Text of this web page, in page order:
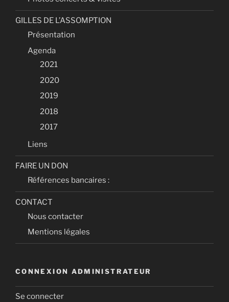
GILLES DE L’ASSOMPTION
Présentation
Agenda
2021
2020
2019
2018
2017
Liens
FAIRE UN DON
Références bancaires :
CONTACT
Nous contacter
Mentions légales
CONNEXION ADMINISTRATEUR
Se connecter